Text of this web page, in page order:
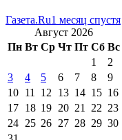
Газета.Ru1 месяц спустя
Август 2026
Пн Вт Ср Чт Пт Сб Вс
1
2
3
4 5 6 7 8
9
10 11 12 13 14 15 16
17 18 19 20 21 22 23
24 25 26 27 28 29 30